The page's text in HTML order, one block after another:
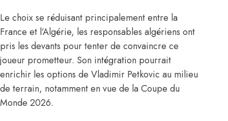
Le choix se réduisant principalement entre la
France et l’Algérie, les responsables algériens ont
pris les devants pour tenter de convaincre ce
joueur prometteur. Son intégration pourrait
enrichir les options de Vladimir Petkovic au milieu
de terrain, notamment en vue de la Coupe du
Monde 2026.